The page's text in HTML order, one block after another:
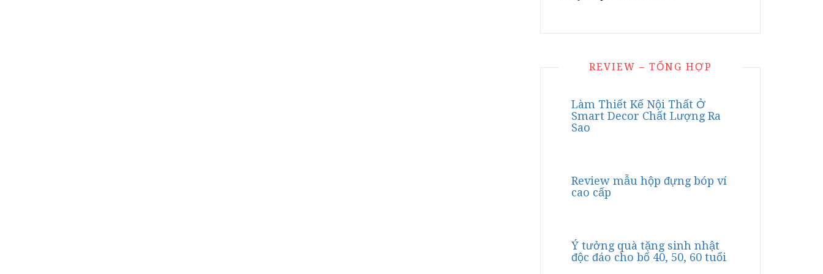
REVIEW – TỔNG HỢP
Làm Thiết Kế Nội Thất Ở
Smart Decor Chất Lượng Ra
Sao
Review mẫu hộp đựng bóp ví
cao cấp
Ý tưởng quà tặng sinh nhật
độc đáo cho bố 40, 50, 60 tuổi